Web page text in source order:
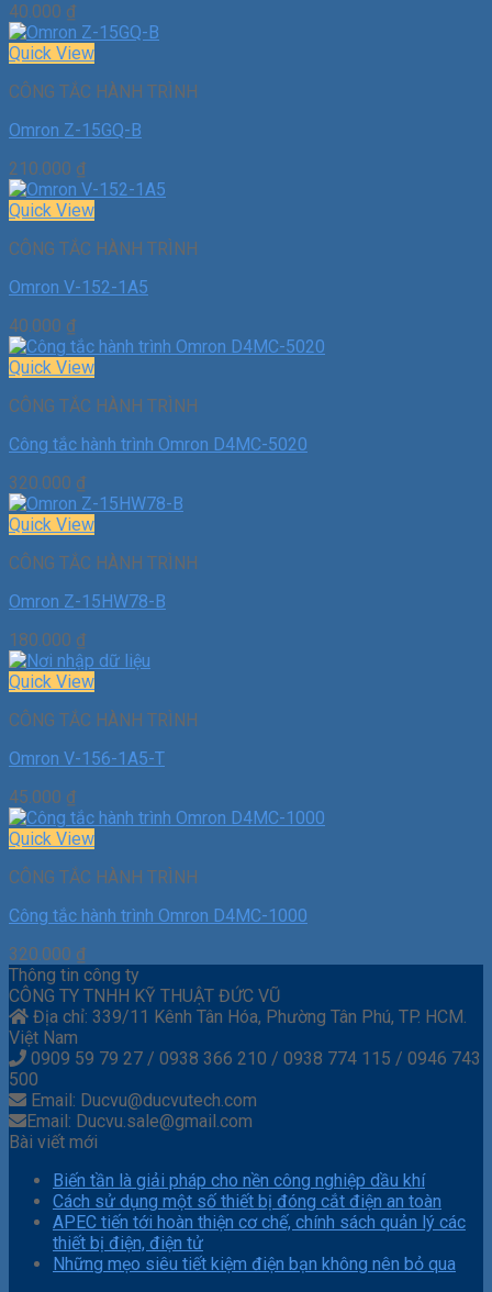
40.000 ₫
Quick View
CÔNG TẮC HÀNH TRÌNH
Omron Z-15GQ-B
210.000 ₫
Quick View
CÔNG TẮC HÀNH TRÌNH
Omron V-152-1A5
40.000 ₫
Quick View
CÔNG TẮC HÀNH TRÌNH
Công tắc hành trình Omron D4MC-5020
320.000 ₫
Quick View
CÔNG TẮC HÀNH TRÌNH
Omron Z-15HW78-B
180.000 ₫
Quick View
CÔNG TẮC HÀNH TRÌNH
Omron V-156-1A5-T
45.000 ₫
Quick View
CÔNG TẮC HÀNH TRÌNH
Công tắc hành trình Omron D4MC-1000
320.000 ₫
Thông tin công ty
CÔNG TY TNHH KỸ THUẬT ĐỨC VŨ
Địa chỉ: 339/11 Kênh Tân Hóa, Phường Tân Phú, TP. HCM.
Việt Nam
0909 59 79 27 / 0938 366 210 / 0938 774 115 / 0946 743
500
Email: Ducvu@ducvutech.com
Email: Ducvu.sale@gmail.com
Bài viết mới
Biến tần là giải pháp cho nền công nghiệp dầu khí
Cách sử dụng một số thiết bị đóng cắt điện an toàn
APEC tiến tới hoàn thiện cơ chế, chính sách quản lý các
thiết bị điện, điện tử
Những mẹo siêu tiết kiệm điện bạn không nên bỏ qua